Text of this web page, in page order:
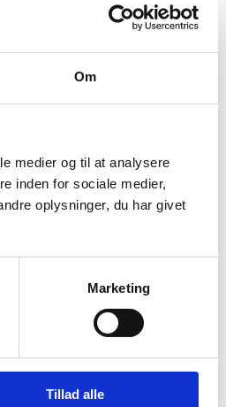
Om
medier og til at analysere
inden for sociale medier,
oplysninger, du har givet
Marketing
Tillad alle